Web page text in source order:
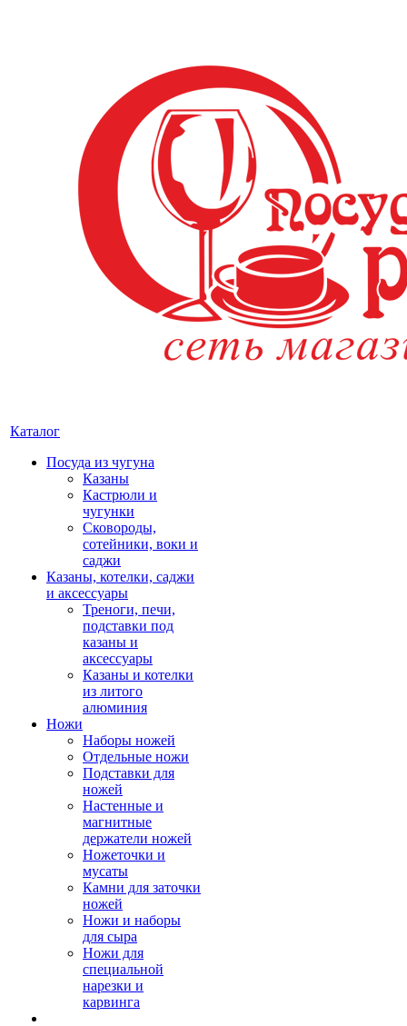
Каталог
Посуда из чугуна
Казаны
Кастрюли и
чугунки
Сковороды,
сотейники, воки и
саджи
Казаны, котелки, саджи
и аксессуары
Треноги, печи,
подставки под
казаны и
аксессуары
Казаны и котелки
из литого
алюминия
Ножи
Наборы ножей
Отдельные ножи
Подставки для
ножей
Настенные и
магнитные
держатели ножей
Ножеточки и
мусаты
Камни для заточки
ножей
Ножи и наборы
для сыра
Ножи для
специальной
нарезки и
карвинга